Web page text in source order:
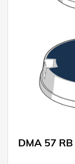
DMA 57 RB